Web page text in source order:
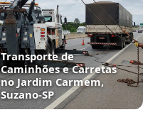
Transporte de
Caminhões e Carretas
no Jardim Carmem,
Suzano‑SP